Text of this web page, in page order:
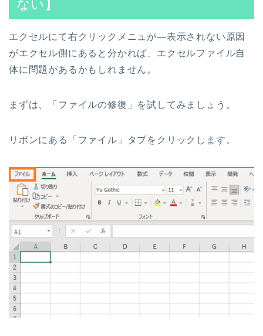
ない】
エクセルにて右クリックメニュが―表示されない原因
がエクセル側にあると分かれば、エクセルファイル自
体に問題があるかもしれません。
まずは、「ファイルの修復」を試してみましょう。
リボンにある「ファイル」タブをクリックします。